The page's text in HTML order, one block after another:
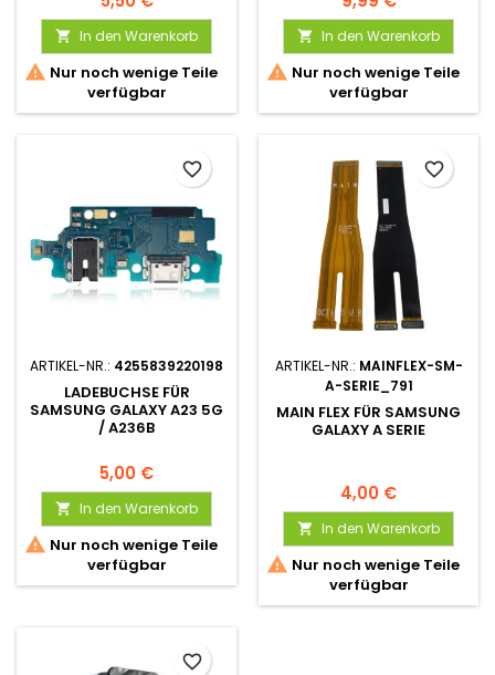
 In den Warenkorb
 Nur noch wenige Teile
verfügbar
 In den Warenkorb
 Nur noch wenige Teile
verfügbar
ARTIKEL-NR.: 4255839220198
LADEBUCHSE FÜR
SAMSUNG GALAXY A23 5G
/ A236B
5,00 €
 In den Warenkorb
 Nur noch wenige Teile
verfügbar
favorite_border
ARTIKEL-NR.: MAINFLEX-SM-
A-SERIE_791
MAIN FLEX FÜR SAMSUNG
GALAXY A SERIE
4,00 €
 In den Warenkorb
 Nur noch wenige Teile
verfügbar
favorite_border
favorite_border